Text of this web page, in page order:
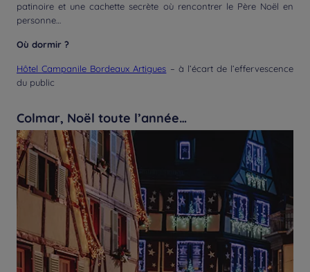
patinoire et une cachette secrète où rencontrer le Père Noël en
personne…
Où dormir ?
Hôtel Campanile Bordeaux Artigues – à l’écart de l’effervescence
du public
Colmar, Noël toute l’année…